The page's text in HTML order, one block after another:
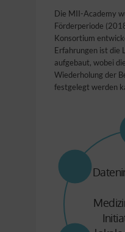
Die MII-Academy
Förderperiode
Konsortium
Erfahrungen ist die
aufgebaut, wobei
Wiederholung der
festgelegt werden
der
Die
Die
Sie